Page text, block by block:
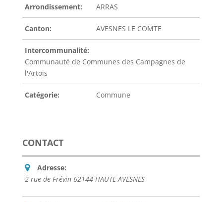
Arrondissement: ARRAS
Canton: AVESNES LE COMTE
Intercommunalité:
Communauté de Communes des Campagnes de
l'Artois
Catégorie: Commune
CONTACT
Adresse:
2 rue de Frévin 62144 HAUTE AVESNES